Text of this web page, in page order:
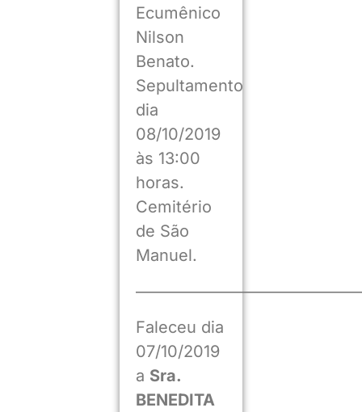
Ecumênico
Nilson
Benato.
Sepultamento
dia
08/10/2019
às 13:00
horas.
Cemitério
de São
Manuel.
Faleceu dia
07/10/2019
a Sra.
BENEDITA